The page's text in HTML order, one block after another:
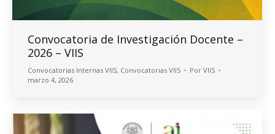
Convocatoria de Investigación Docente –
2026 – VIIS
Convocatorias Internas VIIS, Convocatorias VIIS Por VIIS
marzo 4, 2026